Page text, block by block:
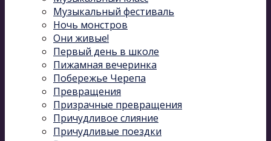
Музыкальный фестиваль
Ночь монстров
Они живые!
Первый день в школе
Пижамная вечеринка
Побережье Черепа
Превращения
Призрачные превращения
Причудливое слияние
Причудливые поездки